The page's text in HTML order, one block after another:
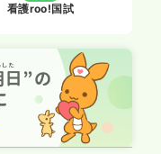
看護roo!国試